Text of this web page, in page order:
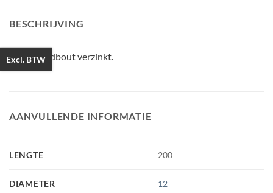
BESCHRIJVING
Houtdraadbout verzinkt.
AANVULLENDE INFORMATIE
LENGTE 200
DIAMETER 12
Excl. BTW